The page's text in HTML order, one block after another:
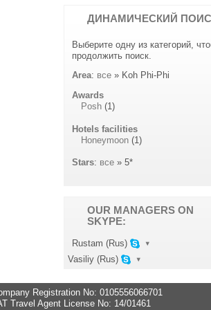
ДИНАМИЧЕСКИЙ
Выберите одну из категорий,
продолжить поиск.
Area: все » Koh Phi-Phi
Awards
Posh (1)
Hotels facilities
Honeymoon (1)
Stars: все » 5*
OUR MANAGERS ON
SKYPE:
Rustam (Rus) ▾
Vasiliy (Rus) ▾
Registration No: 0105556066701
Travel Agent License No: 14/01461